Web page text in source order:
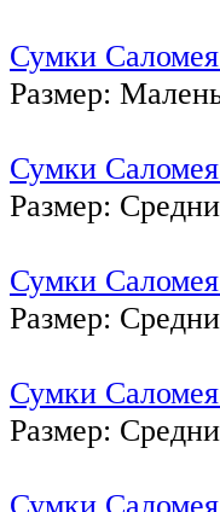
Сумки
Размер:
Сумки
Размер:
Сумки
Размер:
Сумки
Размер:
Сумки